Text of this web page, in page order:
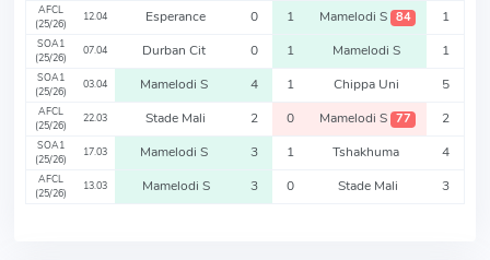
AFCL
(25/26)
12.04 Esperance 0 1 Mamelodi S 84 1
SOA1
(25/26)
07.04 Durban Cit 0 1 Mamelodi S 1
SOA1
(25/26)
03.04 Mamelodi S 4 1 Chippa Uni 5
AFCL
(25/26)
22.03 Stade Mali 2 0 Mamelodi S 77 2
SOA1
(25/26)
17.03 Mamelodi S 3 1 Tshakhuma 4
AFCL
(25/26)
13.03 Mamelodi S 3 0 Stade Mali 3